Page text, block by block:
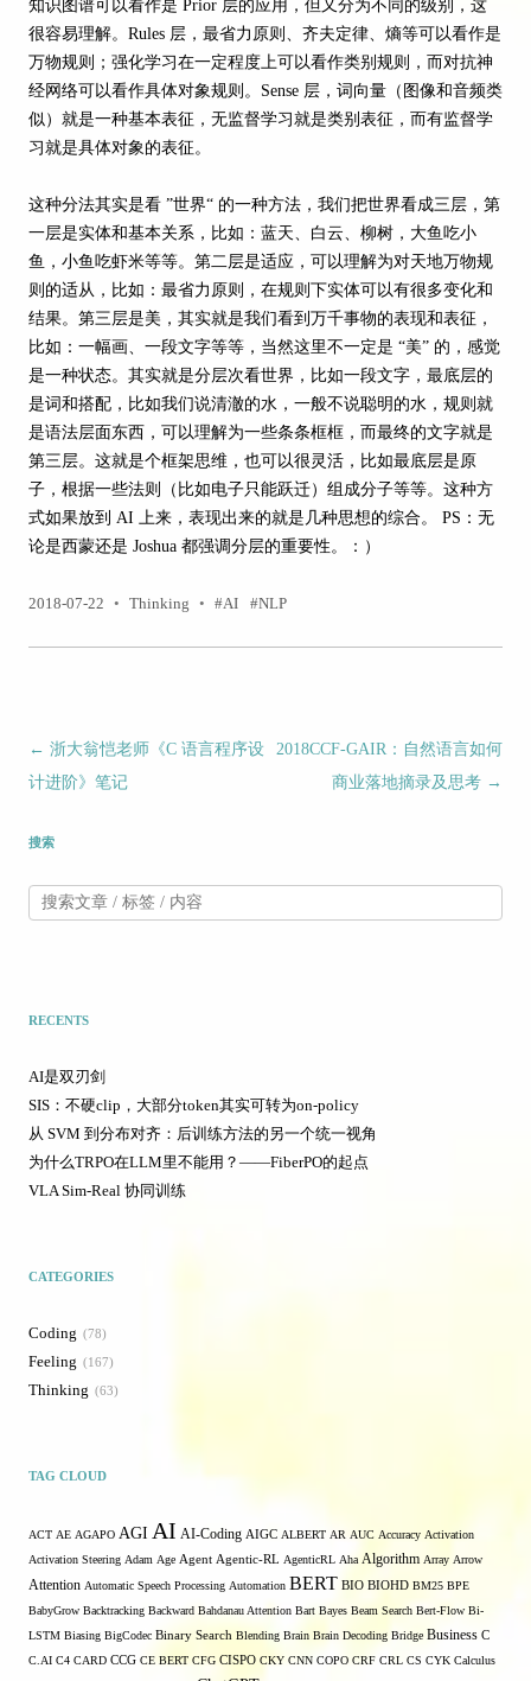
知识图谱可以看作是 Prior 层的应用，但又分为不同的级别，这
很容易理解。Rules 层，最省力原则、齐夫定律、熵等可以看作是
万物规则；强化学习在一定程度上可以看作类别规则，而对抗神
经网络可以看作具体对象规则。Sense 层，词向量（图像和音频类
似）就是一种基本表征，无监督学习就是类别表征，而有监督学
习就是具体对象的表征。
这种分法其实是看 ”世界“ 的一种方法，我们把世界看成三层，第
一层是实体和基本关系，比如：蓝天、白云、柳树，大鱼吃小
鱼，小鱼吃虾米等等。第二层是适应，可以理解为对天地万物规
则的适从，比如：最省力原则，在规则下实体可以有很多变化和
结果。第三层是美，其实就是我们看到万千事物的表现和表征，
比如：一幅画、一段文字等等，当然这里不一定是 “美” 的，感觉
是一种状态。其实就是分层次看世界，比如一段文字，最底层的
是词和搭配，比如我们说清澈的水，一般不说聪明的水，规则就
是语法层面东西，可以理解为一些条条框框，而最终的文字就是
第三层。这就是个框架思维，也可以很灵活，比如最底层是原
子，根据一些法则（比如电子只能跃迁）组成分子等等。这种方
式如果放到 AI 上来，表现出来的就是几种思想的综合。 PS：无
论是西蒙还是 Joshua 都强调分层的重要性。：）
2018-07-22 • Thinking • AI NLP
文章导航
← 浙大翁恺老师《C 语言程序设
计进阶》笔记
2018CCF-GAIR：自然语言如何
商业落地摘录及思考 →
搜索
RECENTS
AI是双刃剑
SIS：不硬clip，大部分token其实可转为on-policy
从 SVM 到分布对齐：后训练方法的另一个统一视角
为什么TRPO在LLM里不能用？——FiberPO的起点
VLA Sim-Real 协同训练
CATEGORIES
Coding 78
Feeling 167
Thinking 63
TAG CLOUD
ACT AE AGAPO AGI AI AI-Coding AIGC ALBERT AR AUC Accuracy Activation
Activation Steering Adam Age Agent Agentic-RL AgenticRL Aha Algorithm Array Arrow
Attention Automatic Speech Processing Automation BERT BIO BIOHD BM25 BPE
BabyGrow Backtracking Backward Bahdanau Attention Bart Bayes Beam Search Bert-Flow Bi-
LSTM Biasing BigCodec Binary Search Blending Brain Brain Decoding Bridge Business C
C.AI C4 CARD CCG CE BERT CFG CISPO CKY CNN COPO CRF CRL CS CYK Calculus